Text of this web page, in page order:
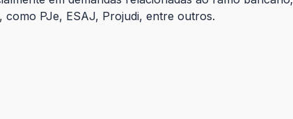
como PJe, ESAJ, Projudi, entre outros.